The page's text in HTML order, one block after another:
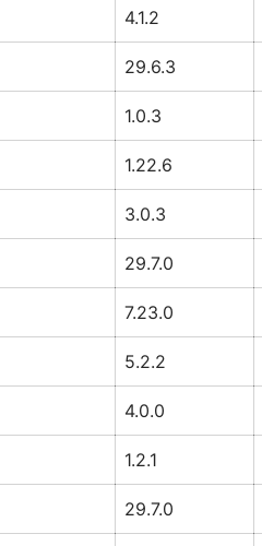
4.1.2
29.6.3
1.0.3
1.22.6
3.0.3
29.7.0
7.23.0
5.2.2
4.0.0
1.2.1
29.7.0